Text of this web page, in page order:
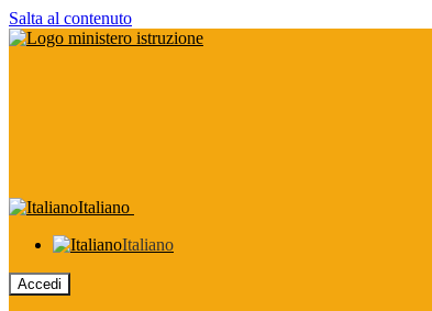
Salta al contenuto
Italiano
Italiano
Accedi